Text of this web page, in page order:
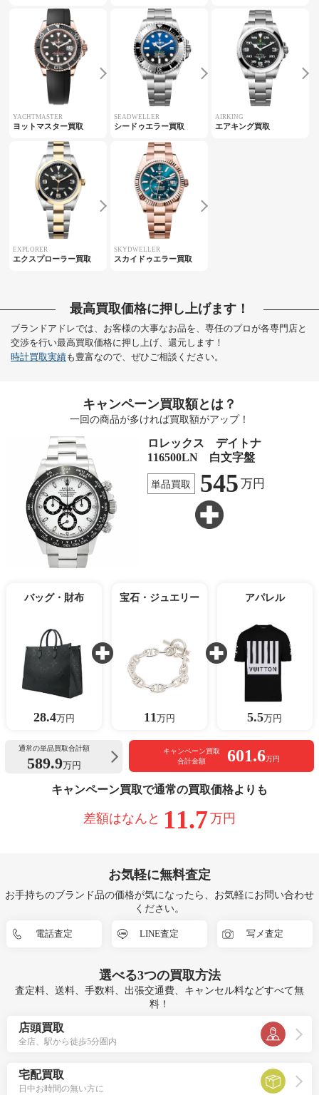
YACHTMASTER
ヨットマスター買取
SEADWELLER
シードゥエラー買取
AIRKING
エアキング買取
EXPLORER
エクスプローラー買取
SKYDWELLER
スカイドゥエラー買取
最高買取価格に押し上げます！
ブランドアドレでは、お客様の大事なお品を、専任のプロが各専門店と
交渉を行い最高買取価格に押し上げ、還元します！
時計買取実績も豊富なので、ぜひご相談ください。
キャンペーン買取額とは？
一回の商品が多ければ買取額がアップ！
ロレックス デイトナ
116500LN 白文字盤
単品買取 545 万円
バッグ・財布
28.4万円
宝石・ジュエリー
11 万円
アパレル
5.5万円
通常の単品買取合計額
589.9万円
キャンペーン買取
合計金額
601.6万円
キャンペーン買取で通常の買取価格よりも
差額はなんと 11.7万円
お気軽に無料査定
お手持ちのブランド品の価格が気になったら、お気軽にお問い合わせ
ください。
電話査定 LINE査定 写メ査定
選べる3つの買取方法
査定料、送料、手数料、出張交通費、キャンセル料などすべて無
料！
店頭買取
全店、駅から徒歩5分圏内
宅配買取
日中お時間の無い方に